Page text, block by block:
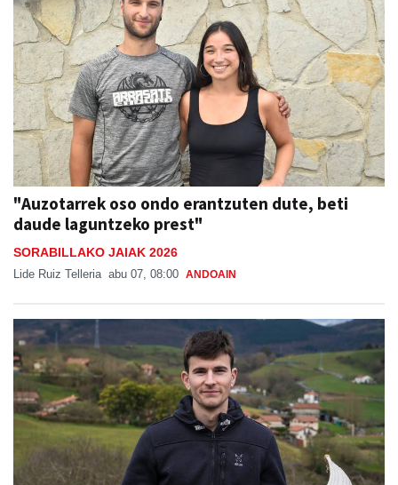
"Auzotarrek oso ondo erantzuten dute, beti
daude laguntzeko prest"
SORABILLAKO JAIAK 2026
Lide Ruiz Telleria abu 07, 08:00 ANDOAIN